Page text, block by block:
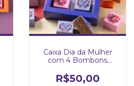
Caixa Dia da Mulher
com 4 Bombons
R$50,00